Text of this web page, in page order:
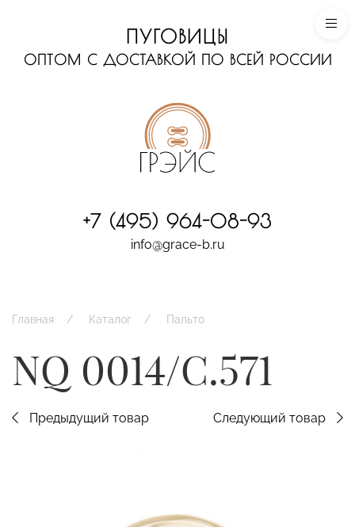
ПУГОВИЦЫ
ОПТОМ С ДОСТАВКОЙ ПО ВСЕЙ РОССИИ
+7 (495) 964-08-93
info@grace-b.ru
Главная Каталог Пальто
NQ 0014/C.571
Предыдущий товар Следующий товар